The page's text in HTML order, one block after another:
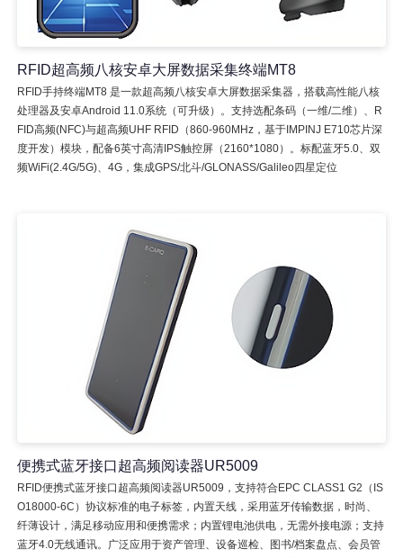
RFID超高频八核安卓大屏数据采集终端MT8
RFID手持终端MT8 是一款超高频八核安卓大屏数据采集器，搭载高性能八核
处理器及安卓Android 11.0系统（可升级）。支持选配条码（一维/二维）、R
FID高频(NFC)与超高频UHF RFID（860-960MHz，基于IMPINJ E710芯片深
度开发）模块，配备6英寸高清IPS触控屏（2160*1080）。标配蓝牙5.0、双
频WiFi(2.4G/5G)、4G，集成GPS/北斗/GLONASS/Galileo四星定位
便携式蓝牙接口超高频阅读器UR5009
RFID便携式蓝牙接口超高频阅读器UR5009，支持符合EPC CLASS1 G2（IS
O18000-6C）协议标准的电子标签，内置天线，采用蓝牙传输数据，时尚、
纤薄设计，满足移动应用和便携需求；内置锂电池供电，无需外接电源；支持
蓝牙4.0无线通讯。广泛应用于资产管理、设备巡检、图书/档案盘点、会员管